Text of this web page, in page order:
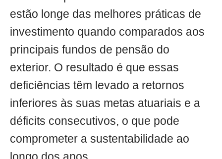
estão longe das melhores práticas de
investimento quando comparados aos
principais fundos de pensão do
exterior. O resultado é que essas
deficiências têm levado a retornos
inferiores às suas metas atuariais e a
déficits consecutivos, o que pode
comprometer a sustentabilidade ao